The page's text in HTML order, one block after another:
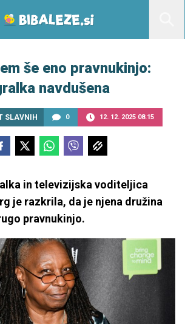
še eno pravnukinjo:
navdušena
SLAVNIH 0 12. 12. 2025 08.15
in televizijska voditeljica
je razkrila, da je njena družina
pravnukinjo.